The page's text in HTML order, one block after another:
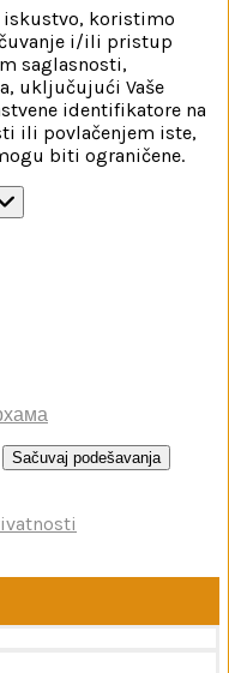
iskustvo, koristimo
i/ili pristup
saglasnosti,
uključujući Vaše
identifikatore na
ili povlačenjem iste,
biti ograničene.
Sačuvaj podešavanja
do 15. avgusta.